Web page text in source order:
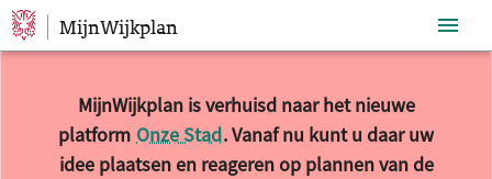
Sla navigatie over
MijnWijkplan
MijnWijkplan is verhuisd naar het nieuwe
platform Onze Stad. Vanaf nu kunt u daar uw
idee plaatsen en reageren op plannen van de